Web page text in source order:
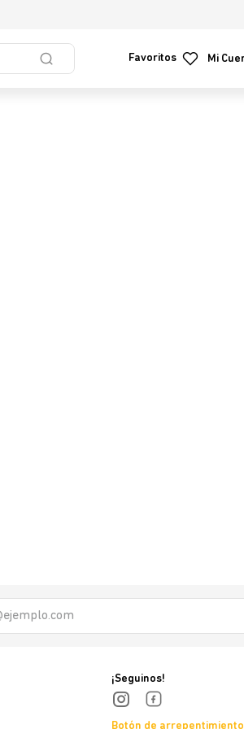
Favoritos
¡Seguinos!
Botón de arrepentimiento